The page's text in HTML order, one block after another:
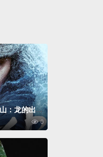
：龙的出
/ 历史 / 战0